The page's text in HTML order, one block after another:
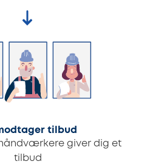
tilbud
håndværkere giver dig et
tilbud